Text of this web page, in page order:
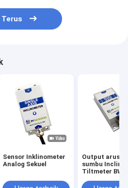
Terus
Sensor Inklinometer
Analog Sekuel
Output arus
sumbu
Tiltmeter